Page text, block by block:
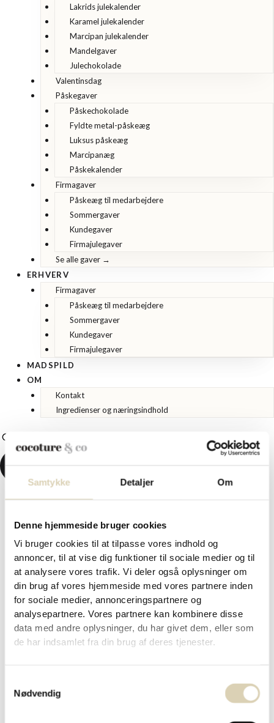
Samtykke Detaljer Om
Denne hjemmeside bruger cookies
Vi bruger cookies til at tilpasse vores indhold og
annoncer, til at vise dig funktioner til sociale medier og til
at analysere vores trafik. Vi deler også oplysninger om
din brug af vores hjemmeside med vores partnere inden
for sociale medier, annonceringspartnere og
analysepartnere. Vores partnere kan kombinere disse
data med andre oplysninger, du har givet dem, eller som
de har indsamlet fra din brug af deres tjenester.
Nødvendig
Lakrids julekalender
Karamel julekalender
Marcipan julekalender
Mandelgaver
Julechokolade
Valentinsdag
Påskegaver
Påskechokolade
Fyldte metal-påskeæg
Luksus påskeæg
Marcipanæg
Påskekalender
Firmagaver
Påskeæg til medarbejdere
Sommergaver
Kundegaver
Firmajulegaver
Se alle gaver →
ERHVERV
Firmagaver
Påskeæg til medarbejdere
Sommergaver
Kundegaver
Firmajulegaver
MADSPILD
OM
Kontakt
Ingredienser og næringsindhold
KR.0,000 KURV
Forside /Påskechokolade og påskegaver 2026
flødechokolade-plade fra Cocoture – passer godt til børn –
55g
Påske flødechokolade-plade fra
Cocoture – passer godt til børn
– 55g
En sød påske flødechokolade-plade med smarties på toppen.